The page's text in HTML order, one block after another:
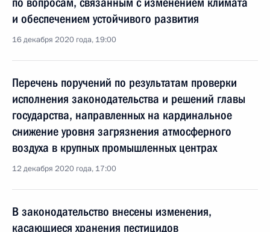
и обеспечением устойчивого развития
16 декабря 2020 года, 19:00
Перечень поручений по результатам проверки
исполнения законодательства и решений главы
государства, направленных на кардинальное
снижение уровня загрязнения атмосферного
воздуха в крупных промышленных центрах
12 декабря 2020 года, 17:00
В законодательство внесены изменения,
касающиеся хранения пестицидов